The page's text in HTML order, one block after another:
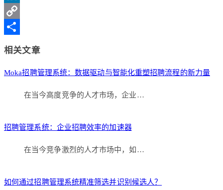
Weibo
LinkedIn
Copy
相关文章
Moka招聘管理系统：数据驱动与智能化重塑招聘流程的新力量
在当今高度竞争的人才市场，企业…
招聘管理系统：企业招聘效率的加速器
在当今竞争激烈的人才市场中，如…
如何通过招聘管理系统精准筛选并识别候选人？